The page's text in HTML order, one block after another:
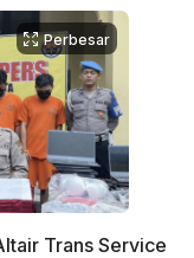
Perbesar
Trans Service